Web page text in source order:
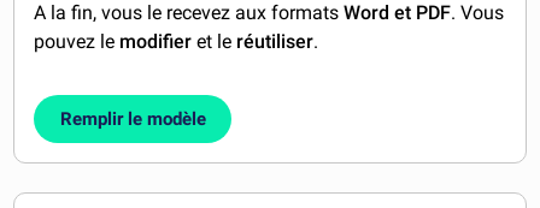
A la fin, vous le recevez aux formatsWord et PDF. Vous
pouvez le modifier et le réutiliser.
Remplir le modèle